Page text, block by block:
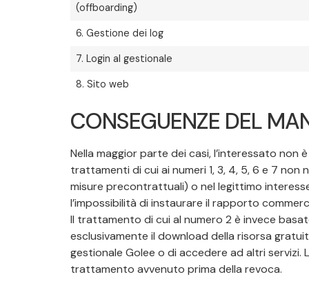
(offboarding)
6. Gestione dei log
7. Login al gestionale
8. Sito web
CONSEGUENZE DEL
Nella maggior parte dei casi, l’interessato
trattamenti di cui ai numeri 1, 3, 4, 5, 6 e 7
misure precontrattuali) o nel legittimo
l’impossibilità di instaurare il rapporto
Il trattamento di cui al numero 2 è invece
esclusivamente il download della risorsa
gestionale Golee o di accedere ad altri
trattamento avvenuto prima della revoca.